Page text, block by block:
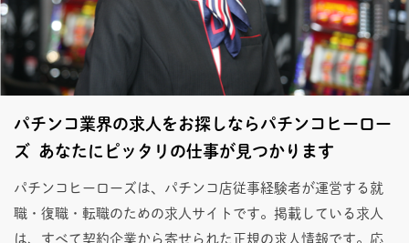
パチンコ業界の求人をお探しならパチンコヒーロー
ズ あなたにピッタリの仕事が見つかります
パチンコヒーローズは、パチンコ店従事経験者が運営する就
職・復職・転職のための求人サイトです。掲載している求人
は、すべて契約企業から寄せられた正規の求人情報です。応